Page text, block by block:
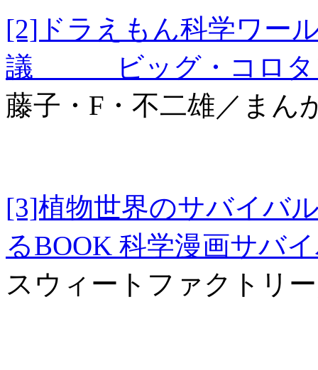
[2]ドラえもん科学ワー
議 ビッグ・コロ
藤子・F・不二雄／ま
[3]植物世界のサバイ
るBOOK 科学漫画サバ
スウィートファクトリ